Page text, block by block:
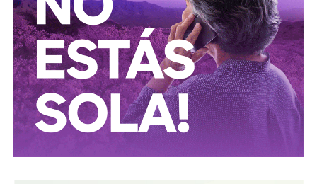
y en 2017, fue considerado por Forbes como el hombre
más rico de dicho país. El regiomontano tiene un historial
documentado de tomar control de empresas en
dificultades financieras a partir de deuda: lo hizo con la
textilera CYDSA en los años 90, con la vidriera Vitro entre
2009 y 2012, y con las ya mencionadas Empresas ICA
desde 2016.
Algo similar realizó en 2020 con
del Centro Norte(OMA), el operador de, entre otros, el